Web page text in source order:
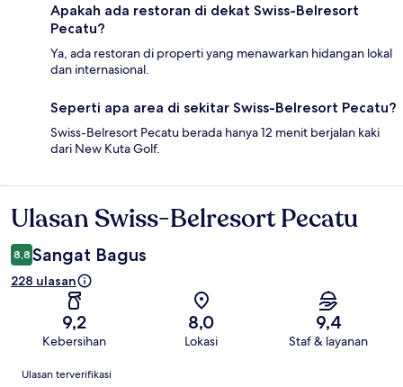
Apakah ada restoran di dekat Swiss-Belresort
Pecatu?
Ya, ada restoran di properti yang menawarkan hidangan lokal
dan internasional.
Seperti apa area di sekitar Swiss-Belresort Pecatu?
Swiss-Belresort Pecatu berada hanya 12 menit berjalan kaki
dari New Kuta Golf.
Ulasan
Ulasan Swiss-Belresort Pecatu
8,8 Sangat Bagus
228 ulasan
9,2
Kebersihan
8,0
Lokasi
9,4
Staf & layanan
Ulasan
Ulasan terverifikasi